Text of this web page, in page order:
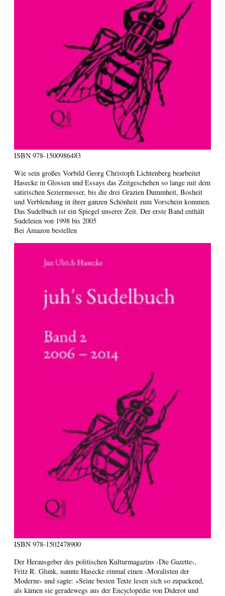
ISBN 978-1500986483
Wie sein großes Vorbild Georg Christoph Lichtenberg bearbeitet
Hasecke in Glossen und Essays das Zeitgeschehen so lange mit dem
satirischen Seziermesser, bis die drei Grazien Dummheit, Bosheit
und Verblendung in ihrer ganzen Schönheit zum Vorschein kommen.
Das Sudelbuch ist ein Spiegel unserer Zeit. Der erste Band enthält
Sudeleien von 1998 bis 2005
Bei Amazon bestellen
ISBN 978-1502478900
Der Herausgeber des politischen Kulturmagazins ›Die Gazette‹,
Fritz R. Glunk, nannte Hasecke einmal einen ›Moralisten der
Moderne‹ und sagte: »Seine besten Texte lesen sich so zupackend,
als kämen sie geradewegs aus der Encyclopédie von Diderot und